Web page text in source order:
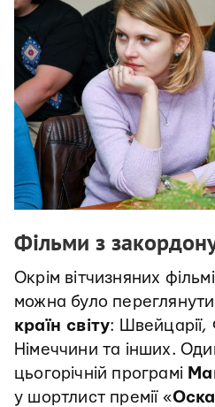
Фільми з
Окрім вітчизняних
можна було переглянути
країн світу: Швейцарії,
Німеччини та інших.
цьогорічній програмі
у шортлист премії «